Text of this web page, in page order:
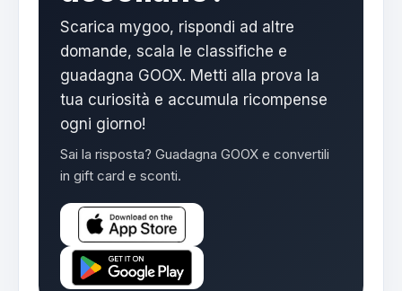
Scarica mygoo, rispondi ad altre
domande, scala le classifiche e
guadagna GOOX. Metti alla prova la
tua curiosità e accumula ricompense
ogni giorno!
Sai la risposta? Guadagna GOOX e convertili
in gift card e sconti.